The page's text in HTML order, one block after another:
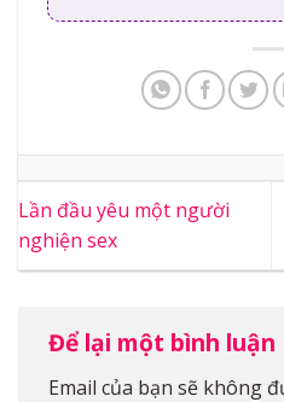
Lần đầu yêu một người
nghiện sex
Để lại một bình luận
Email của bạn sẽ không